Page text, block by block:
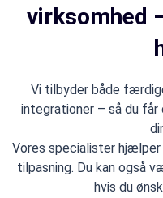
virksomhed
Vi tilbyder både
integrationer – så du får
Vores specialister
tilpasning. Du kan også
hvis du